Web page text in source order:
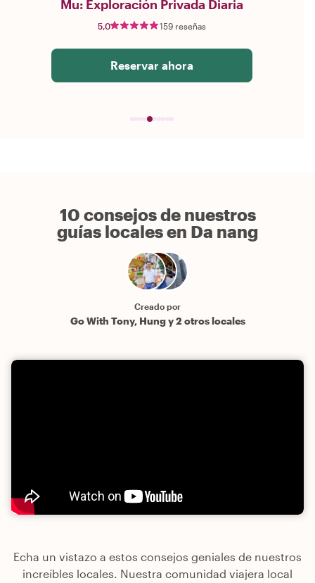
Mu: Exploración Privada Diaria
5,0 159 reseñas
Reservar ahora
10 consejos de nuestros
guías locales en Da nang
Creado por
Go With Tony, Hung y 2 otros locales
Echa un vistazo a estos consejos geniales de nuestros
increíbles locales. Nuestra comunidad viajera local